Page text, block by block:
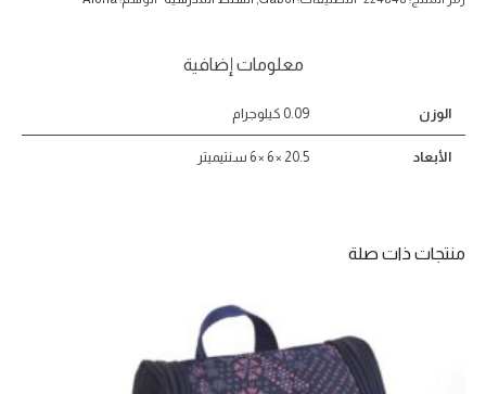
معلومات إضافية
الوزن 0.09 كيلوجرام
الأبعاد 20.5 × 6 × 6 سنتيميتر
منتجات ذات صلة